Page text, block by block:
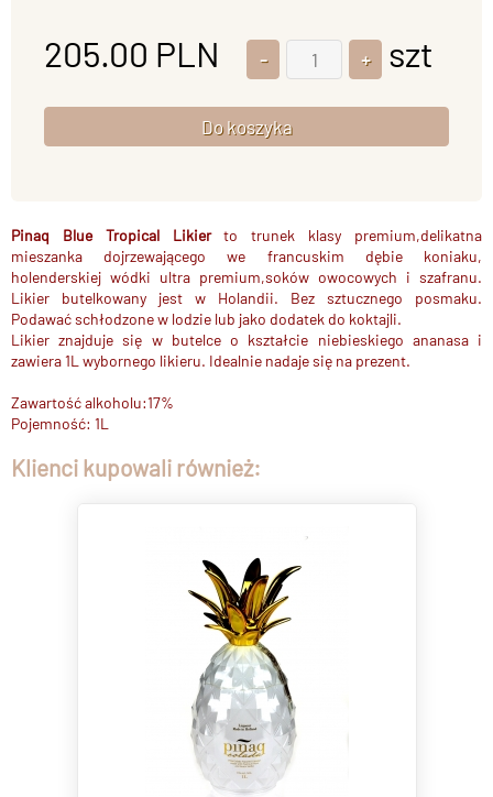
205.00 PLN szt
Pinaq Blue Tropical Likierto trunek klasy premium,delikatna
mieszanka dojrzewającego we francuskim dębie koniaku,
holenderskiej wódki ultra premium,soków owocowych i szafranu.
Likier butelkowany jest w Holandii. Bez sztucznego posmaku.
Podawać schłodzone w lodzie lub jako dodatek do koktajli.
Likier znajduje się w butelce o kształcie niebieskiego ananasa i
zawiera 1L wybornego likieru. Idealnie nadaje się na prezent.
Zawartość alkoholu:17%
Pojemność: 1L
Klienci kupowali również: